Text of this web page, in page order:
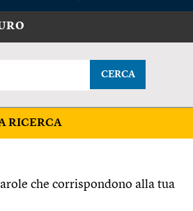
CERCA
RICERCA
che corrispondono alla tua